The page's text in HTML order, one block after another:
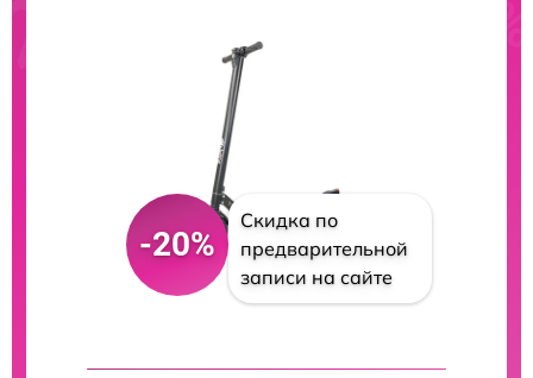
-20%
Скидка по
предварительной
записи на сайте